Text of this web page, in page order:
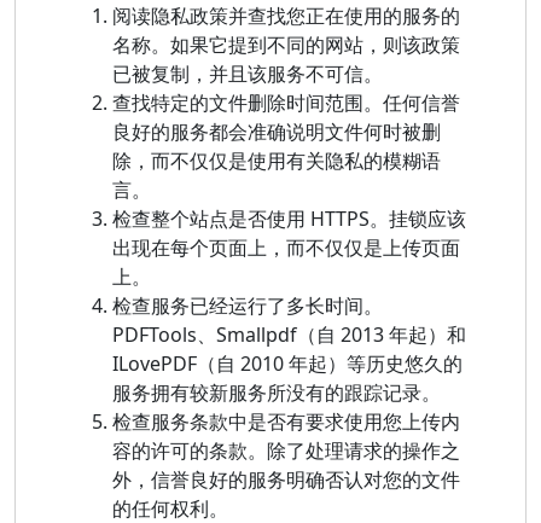
阅读隐私政策并查找您正在使用的服务的
名称。如果它提到不同的网站，则该政策
已被复制，并且该服务不可信。
查找特定的文件删除时间范围。任何信誉
良好的服务都会准确说明文件何时被删
除，而不仅仅是使用有关隐私的模糊语
言。
检查整个站点是否使用 HTTPS。挂锁应该
出现在每个页面上，而不仅仅是上传页面
上。
检查服务已经运行了多长时间。
PDFTools、Smallpdf（自 2013 年起）和
ILovePDF（自 2010 年起）等历史悠久的
服务拥有较新服务所没有的跟踪记录。
检查服务条款中是否有要求使用您上传内
容的许可的条款。除了处理请求的操作之
外，信誉良好的服务明确否认对您的文件
的任何权利。